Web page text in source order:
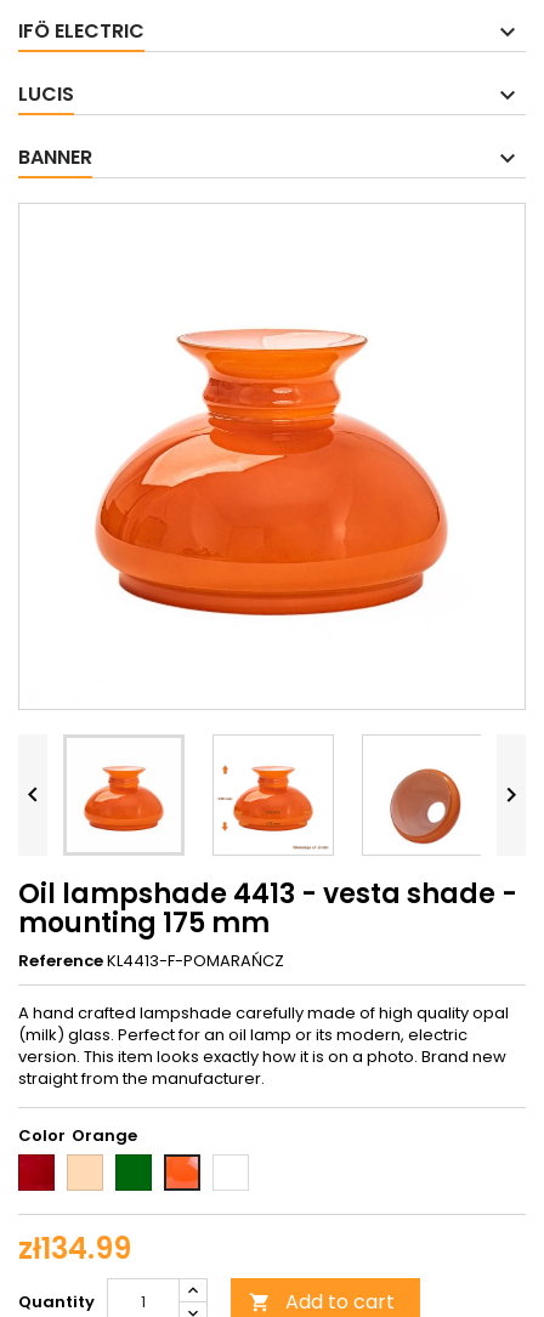
IFÖ ELECTRIC
LUCIS
BANNER
 
Oil lampshade 4413 - vesta shade -
mounting 175 mm
ReferenceKL4413-F-POMARAŃCZ
A hand crafted lampshade carefully made of high quality opal
(milk) glass. Perfect for an oil lamp or its modern, electric
version. This item looks exactly how it is on a photo. Brand new
straight from the manufacturer.
Color
GreenOrange
shiny
zł134.99
Quantity  Add to cart